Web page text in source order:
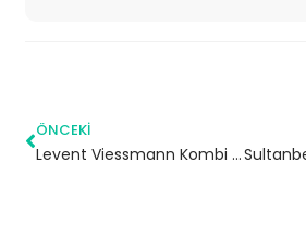
ÖNCEKI
Levent Viessmann Kombi Servisi – Beşiktaş Yetkili Servis